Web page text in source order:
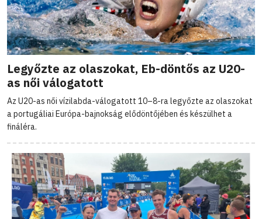
Legyőzte az olaszokat, Eb-döntős az U20-
as női válogatott
Az U20-as női vízilabda-válogatott 10–8-ra legyőzte az olaszokat
a portugáliai Európa-bajnokság elődöntőjében és készülhet a
fináléra.